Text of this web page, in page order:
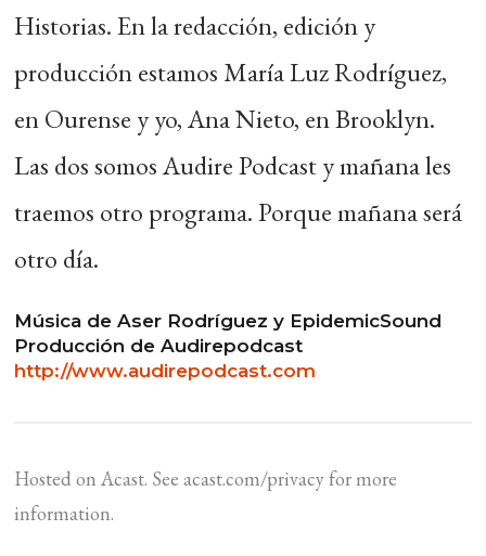
Historias. En la redacción, edición y
producción estamos María Luz Rodríguez,
en Ourense y yo, Ana Nieto, en Brooklyn.
Las dos somos Audire Podcast y mañana les
traemos otro programa. Porque mañana será
otro día.
Música de Aser Rodríguez y EpidemicSound
Producción de Audirepodcast
http://www.audirepodcast.com
Hosted on Acast. Seeacast.com/privacyfor more
information.